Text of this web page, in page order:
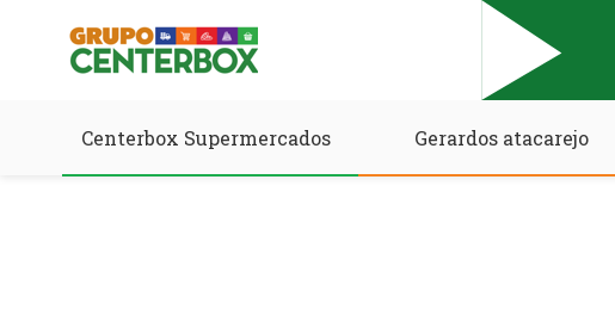
Centerbox Supermercados Gerardos atacarejo